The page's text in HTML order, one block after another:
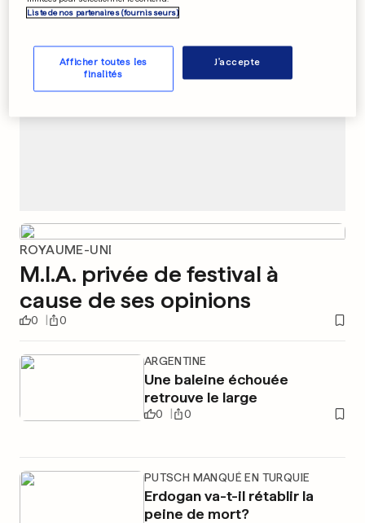
ROYAUME-UNI
M.I.A. privée de festival à
cause de ses opinions
0 0
ARGENTINE
Une baleine échouée
retrouve le large
0 0
PUTSCH MANQUÉ EN TURQUIE
Erdogan va-t-il rétablir la
peine de mort?
Liste de nos partenaires (fournisseurs)
Afficher toutes les
finalités
J'accepte